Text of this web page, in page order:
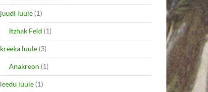
juudi luule (1)
Itzhak Feld (1)
kreeka luule (3)
Anakreon (1)
leedu luule (1)